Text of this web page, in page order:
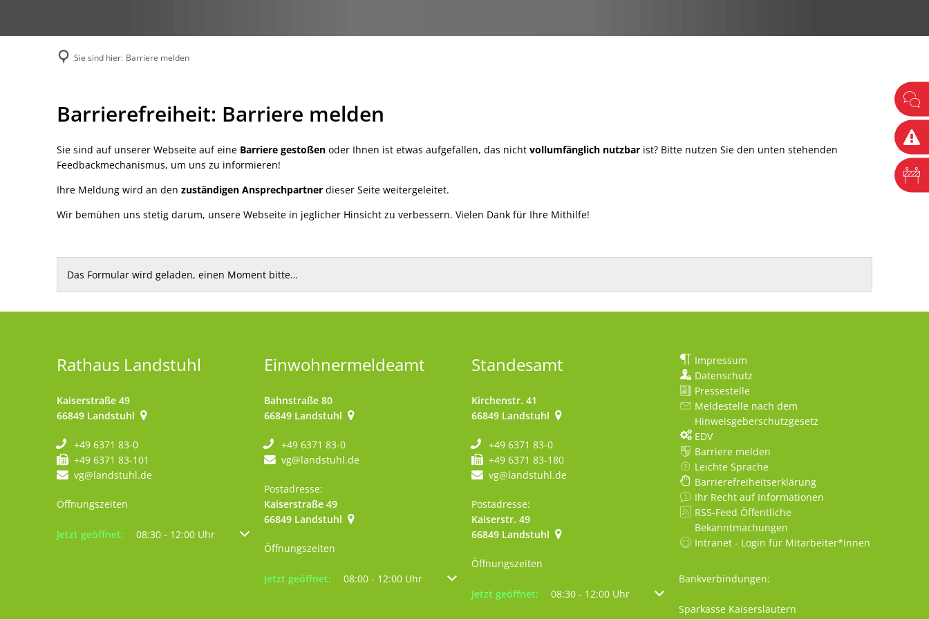
Sie sind hier: Barriere melden
Barriere
melden
Barrierefreiheit: Barriere melden
Sie sind auf unserer Webseite auf eine Barriere gestoßen oder Ihnen ist etwas aufgefallen, das nicht vollumfänglich nutzbar ist? Bitte nutzen Sie den unten stehenden
Feedbackmechanismus, um uns zu informieren!
Ihre Meldung wird an den zuständigen Ansprechpartner dieser Seite weitergeleitet.
Wir bemühen uns stetig darum, unsere Webseite in jeglicher Hinsicht zu verbessern. Vielen Dank für Ihre Mithilfe!
Das Formular wird geladen, einen Moment bitte…
Rathaus Landstuhl
Kaiserstraße 49
66849 Landstuhl
+49 6371 83-0
+49 6371 83-101
vg@landstuhl.de
Öffnungszeiten
Klicken, um weitere Öffnungs- oder Schließzeiten auszublenden
Jetzt geöffnet: 08:30 - 12:00 Uhr Von 08:30 bis 12:00 Uhr
Einwohnermeldeamt
Bahnstraße 80
66849 Landstuhl
+49 6371 83-0
vg@landstuhl.de
Postadresse:
Kaiserstraße 49
66849 Landstuhl
Öffnungszeiten
Klicken, um weitere Öffnungs- oder Schließzeiten auszublenden
Jetzt geöffnet: 08:00 - 12:00 Uhr Von 08:00 bis 12:00 Uhr
Standesamt
Kirchenstr. 41
66849 Landstuhl
+49 6371 83-0
+49 6371 83-180
vg@landstuhl.de
Postadresse:
Kaiserstr. 49
66849 Landstuhl
Öffnungszeiten
Klicken, um weitere Öffnungs- oder Schließzeiten auszublenden
Jetzt geöffnet: 08:30 - 12:00 Uhr Von 08:30 bis 12:00 Uhr
Impressum
Datenschutz
Pressestelle
Meldestelle nach dem
Hinweisgeberschutzgesetz
EDV
Barriere melden
Leichte Sprache
Barrierefreiheitserklärung
Ihr Recht auf Informationen
RSS-Feed Öffentliche
Bekanntmachungen
Intranet - Login für Mitarbeiter*innen
Bankverbindungen:
Sparkasse Kaiserslautern